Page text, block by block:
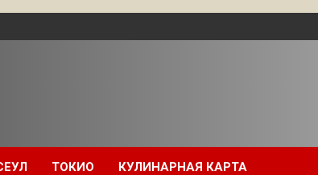
ТОКИО КУЛИНАРНАЯ КАРТА